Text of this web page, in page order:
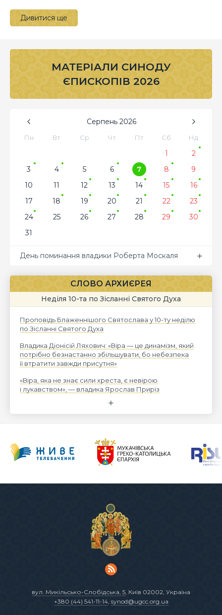
Дивитися ще
МАТЕРІАЛИ СИНОДУ
ЄПИСКОПІВ 2026
Серпень 2026
Пн Вт Ср Чт Пт Сб Нд
1
2
3
4 5 6 7 8
9
10
11 12 13 14 15
16
17
18 19 20 21 22
23
24
25 26 27 28 29
30
31
День поминання владики Роберта Москаля
СЛОВО АРХИЄРЕЯ
Неділя 10-та по Зісланні Святого Духа
Проповідь Блаженнішого Святослава у 10-ту неділю
по Зісланні Святого Духа
Владика Діонісій Ляхович: «Віра — це динамізм, який
потрібно безнастанно збільшувати, бо небезпека
її втратити завжди присутня»
«Віра, яка не знає сили хреста, є невірою
і лукавством», — владика Ярослав Приріз
вул. Микільсько-Слобідська, 5 , Київ 02002, Україна
+380 (44) 541-11-14, synod@ugcc.org.ua